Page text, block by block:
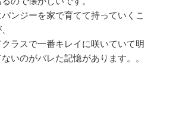
ンジーを家で育てて持っていくこ
ラスで一番キレイに咲いていて明
いのがバレた記憶があります。。